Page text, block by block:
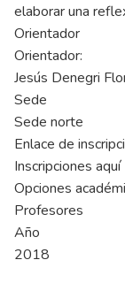
elaborar una
Orientador
Orientador:
Jesús Denegri
Sede
Sede norte
Enlace de
Inscripciones aquí
Opciones
Profesores
Año
2018